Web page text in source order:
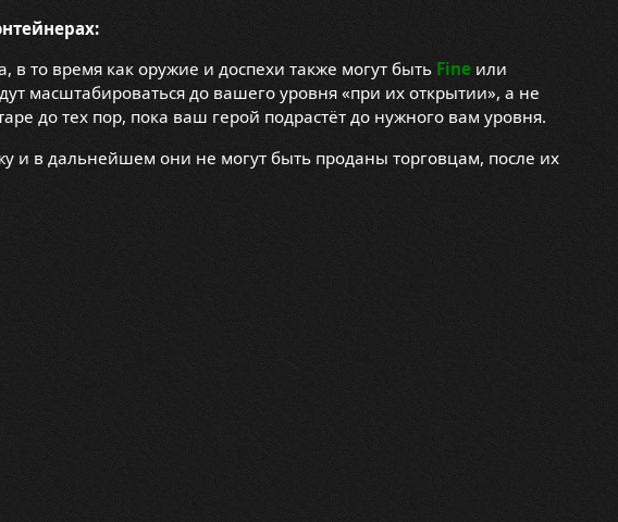
в то время как оружие и доспехи также могут быть Fine или
масштабироваться до вашего уровня «при их открытии», а не
до тех пор, пока ваш герой подрастёт до нужного вам уровня.
и в дальнейшем они не могут быть проданы торговцам, после их